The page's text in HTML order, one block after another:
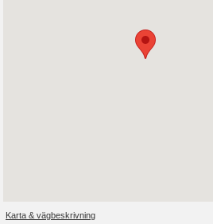
Karta & vägbeskrivning